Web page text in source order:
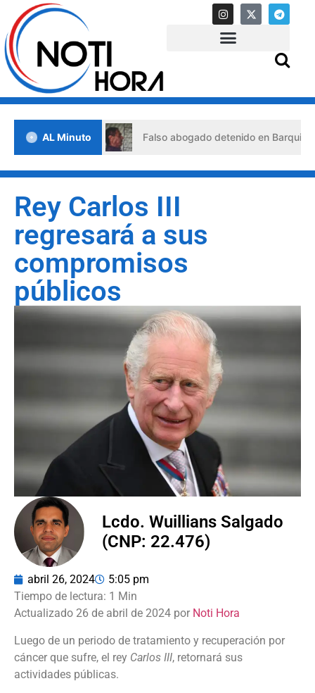
AL Minuto
de crisis Falso abogado detenido en Barquisimeto:
Rey Carlos III
regresará a sus
compromisos
públicos
Lcdo. Wuillians Salgado
(CNP: 22.476)
abril 26, 2024 5:05 pm
Actualizado 26 de abril de 2024 por Noti Hora
Luego de un periodo de tratamiento y recuperación por
cáncer que sufre, el rey Carlos III, retornará sus
actividades públicas.